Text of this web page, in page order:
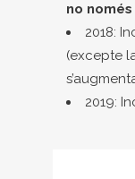
no
2018:
(excepte
2019: